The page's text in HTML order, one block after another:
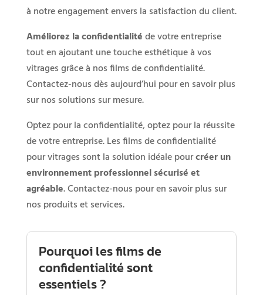
à notre engagement envers la satisfaction du client.
Améliorez la confidentialitéde votre entreprise
tout en ajoutant une touche esthétique à vos
vitrages grâce à nos films de confidentialité.
Contactez-nous dès aujourd’hui pour en savoir plus
sur nos solutions sur mesure.
Optez pour la confidentialité, optez pour la réussite
de votre entreprise. Les films de confidentialité
pour vitrages sont la solution idéale pourcréer un
environnement professionnel sécurisé et
agréable. Contactez-nous pour en savoir plus sur
nos produits et services.
Pourquoi les films de
confidentialité sont
essentiels ?